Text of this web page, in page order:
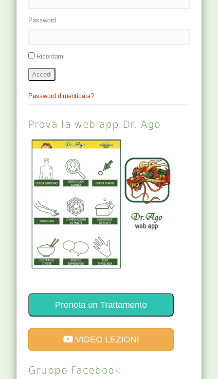
Password
Ricordami
Accedi
Password dimenticata?
Prova la web app Dr. Ago
Prenota un Trattamento
VIDEO LEZIONI
Gruppo Facebook